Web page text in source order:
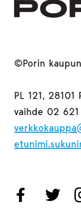
©Porin
PL 121, 28101
vaihde 02 621